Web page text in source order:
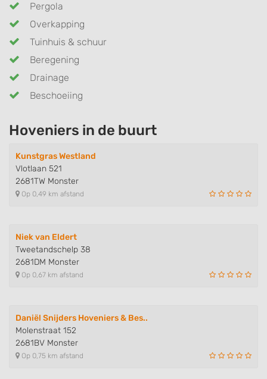
Pergola
Overkapping
Tuinhuis & schuur
Beregening
Drainage
Beschoeiing
Hoveniers in de buurt
Kunstgras Westland
Vlotlaan 521
2681TW Monster
Op 0,49 km afstand
Niek van Eldert
Tweetandschelp 38
2681DM Monster
Op 0,67 km afstand
Daniël Snijders Hoveniers & Bes..
Molenstraat 152
2681BV Monster
Op 0,75 km afstand